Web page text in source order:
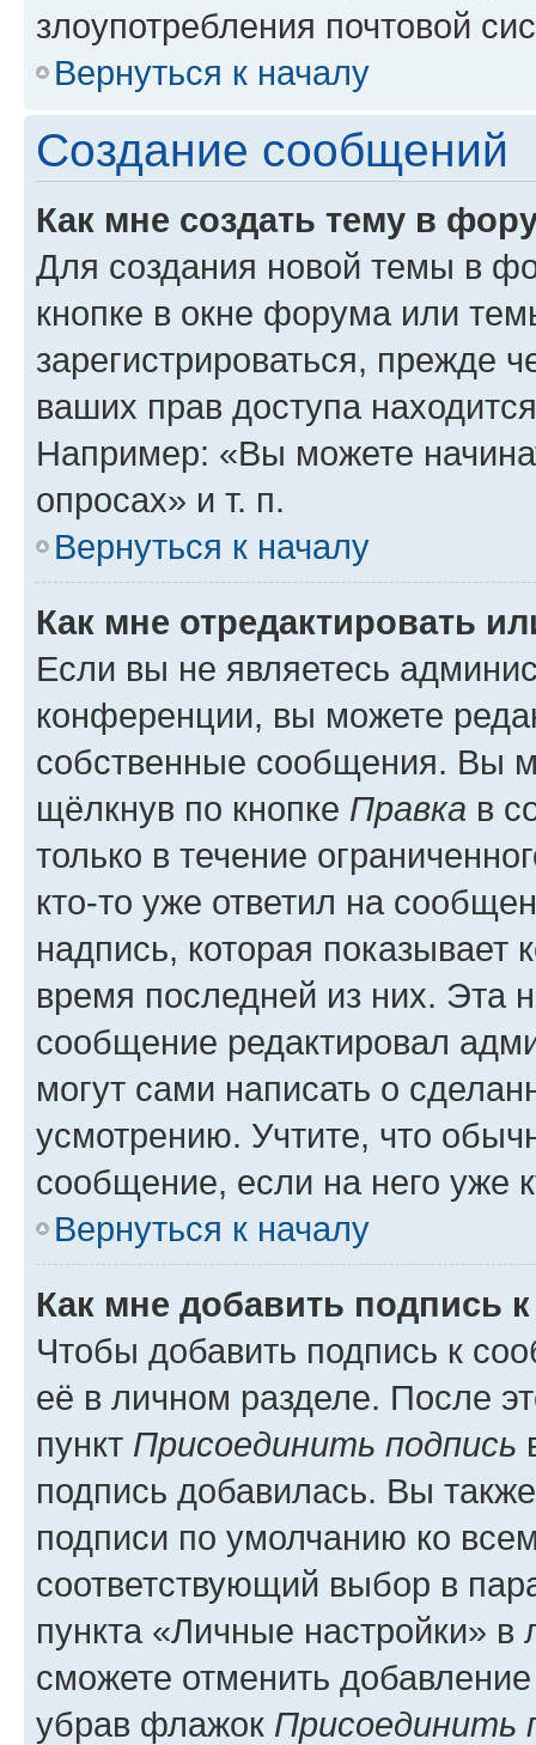
злоупотребления почтовой
Вернуться к началу
Создание сообщений
Как мне создать тему в
Для создания новой темы в
кнопке в окне форума или
зарегистрироваться, прежде
ваших прав доступа
Например: «Вы можете
опросах» и т. п.
Вернуться к началу
Как мне отредактировать
Если вы не являетесь
конференции, вы можете
собственные сообщения. Вы
щёлкнув по кнопке Правка в
только в течение
кто-то уже ответил на
надпись, которая показывает
время последней из них. Эта
сообщение редактировал
могут сами написать о
усмотрению. Учтите, что
сообщение, если на него уже
Вернуться к началу
Как мне добавить подпись
Чтобы добавить подпись к
её в личном разделе. После
пункт Присоединить подпись
подпись добавилась. Вы
подписи по умолчанию ко
соответствующий выбор в
пункта «Личные настройки»
сможете отменить
убрав флажок Присоединить